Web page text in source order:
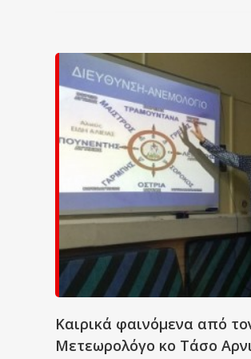
Καιρικά φαινόμενα από
Μετεωρολόγο κο Τάσο